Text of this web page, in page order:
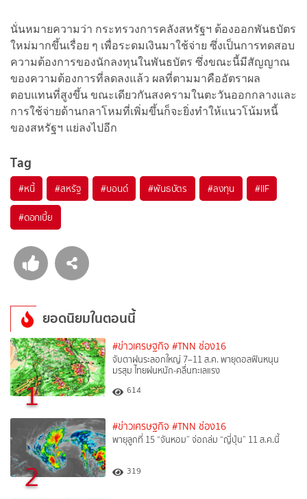
นั่นหมายความว่า กระทรวงการคลังสหรัฐฯ ต้องออกพันธบัตร
ใหม่มากขึ้นเรื่อย ๆ เพื่อระดมเงินมาใช้จ่าย ซึ่งเป็นการทดสอบ
ความต้องการของนักลงทุนในพันธบัตร ซึ่งขณะนี้มีสัญญาณ
ของความต้องการที่ลดลงแล้ว ผลที่ตามมาคืออัตราผล
ตอบแทนที่สูงขึ้น ขณะเดียวกันสงครามในตะวันออกกลางและ
การใช้จ่ายด้านกลาโหมที่เพิ่มขึ้นก็จะยิ่งทำให้แนวโน้มหนี้
ของสหรัฐฯ แย่ลงไปอีก
Tag
#หนี้ #สหรัฐ #บอนด์ #พันธบัตร #ลงทุน #IIF
#ดอกเบี้ย
ยอดนิยมในตอนนี้
1
#ข่าวเศรษฐกิจ #TNN ช่อง16
จับตาฝนระลอกใหญ่ 7–11 ส.ค. พายุดอลฟินหนุน
มรสุม ไทยฝนหนัก-คลื่นทะเลแรง
614
2
#ข่าวเศรษฐกิจ #TNN ช่อง16
พายุลูกที่ 15 “จันหอม” จ่อถล่ม “ญี่ปุ่น” 11 ส.ค.นี้
319